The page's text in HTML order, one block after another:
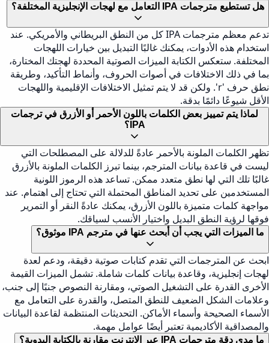
هل تستطيع مترجمات IPA التعامل مع لهجات الإنجليزية المختلفة؟
تدعم معظم مترجمات IPA كل من النطق البريطاني والأمريكي. عند
استخدام هذه الأدوات، يمكنك غالبًا التبديل بين خيارات اللهجات
المختلفة. ستعكس الكتابة الميزات الصوتية المحددة لهجتك المختارة،
بما في ذلك الاختلافات في أصوات الحروف، وأنماط التأكيد، وطريقة
نطق حرف 'r'. ولكن قد لا يتم تمثيل الاختلافات الإقليمية واللهجات
الأقل شيوعًا دائمًا بدقة.
لماذا يتم تمييز بعض الكلمات باللون الأحمر أو الأزرق في ترجمات
IPA؟
تظهر الكلمات الملونة بالأحمر عادةً للدلالة على المصطلحات التي
ليست في قاعدة بيانات المترجم، بينما تبرز الكلمات الملونة بالأزرق
غالبًا تلك التي لها نطق متعدد ممكن. تساعد هذه الرموز اللونية
المستخدمين على تحديد المناطق المحتملة التي تحتاج إلى اهتمام. عند
مواجهة كلمات متميزة باللون الأزرق، يمكنك عادةً النقر أو التمرير
فوقها لرؤية النطق البديل واختيار الأنسب لسياقك.
ما الميزات التي يجب أن أبحث عنها في مترجم IPA موثوق؟
ابحث عن المترجمات التي تقدم كتابات صوتية دقيقة، ودعم لعدة
لهجات إنجليزية، وقاعدة بيانات كلمات شاملة. تشمل الميزات القيمة
الأخرى القدرة على التشغيل الصوتي، ومقارنة النصوص جنبًا إلى جنب،
وعلامات الشكل الضعيف للنطق المتصل، والقدرة على التعامل مع
الأسماء الصحيحة وأسماء الأماكن. التحديثات المنتظمة لقاعدة البيانات
والمصداقية الأكاديمية تعتبر أيضًا عوامل مهمة.
ما مدى دقة مترجمات IPA عبر الإنترنت مقارنة بالكتابة اليدوية؟